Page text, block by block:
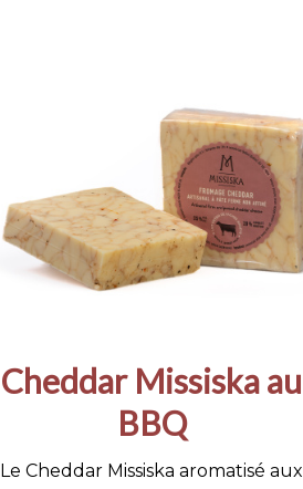
Cheddar Missiska au
BBQ
Le Cheddar Missiska aromatisé aux